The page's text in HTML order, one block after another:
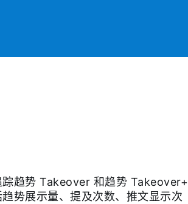
踪趋势 Takeover 和趋势 Takeover+
势展示量、提及次数、推文显示次